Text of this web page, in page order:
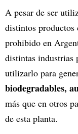
A pesar de ser
distintos
prohibido en
distintas industrias
utilizarlo para
biodegradables,
más que en otros
de esta planta.